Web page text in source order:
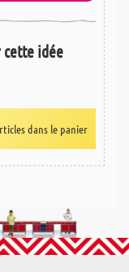
cette idée
dans le panier